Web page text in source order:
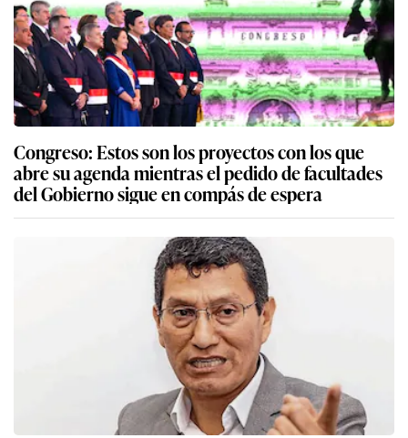
Congreso: Estos son los proyectos con los que
abre su agenda mientras el pedido de facultades
del Gobierno sigue en compás de espera